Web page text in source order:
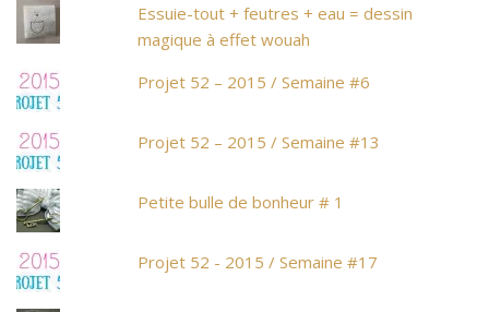
Essuie-tout + feutres + eau = dessin
magique à effet wouah
Projet 52 – 2015 / Semaine #6
Projet 52 – 2015 / Semaine #13
Petite bulle de bonheur # 1
Projet 52 - 2015 / Semaine #17